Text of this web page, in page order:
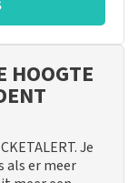
HOOGTE
Je
als er meer